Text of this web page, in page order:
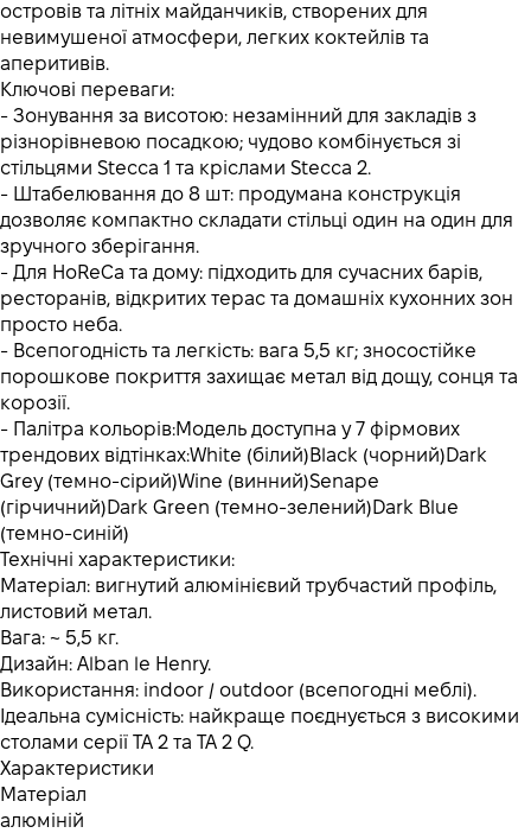
островів та літніх майданчиків, створених для
невимушеної атмосфери, легких коктейлів та
аперитивів.
Ключові переваги:
- Зонування за висотою: незамінний для закладів з
різнорівневою посадкою; чудово комбінується зі
стільцями Stecca 1 та кріслами Stecca 2.
- Штабелювання до 8 шт: продумана конструкція
дозволяє компактно складати стільці один на один для
зручного зберігання.
- Для HoReCa та дому: підходить для сучасних барів,
ресторанів, відкритих терас та домашніх кухонних зон
просто неба.
- Всепогодність та легкість: вага 5,5 кг; зносостійке
порошкове покриття захищає метал від дощу, сонця та
корозії.
- Палітра кольорів:Модель доступна у 7 фірмових
трендових відтінках:White (білий)Black (чорний)Dark
Grey (темно-сірий)Wine (винний)Senape
(гірчичний)Dark Green (темно-зелений)Dark Blue
(темно-синій)
Технічні характеристики:
Матеріал: вигнутий алюмінієвий трубчастий профіль,
листовий метал.
Вага: ~ 5,5 кг.
Дизайн: Alban le Henry.
Використання: indoor / outdoor (всепогодні меблі).
Ідеальна сумісність: найкраще поєднується з високими
столами серії TA 2 та TA 2 Q.
Характеристики
Матеріал
алюміній